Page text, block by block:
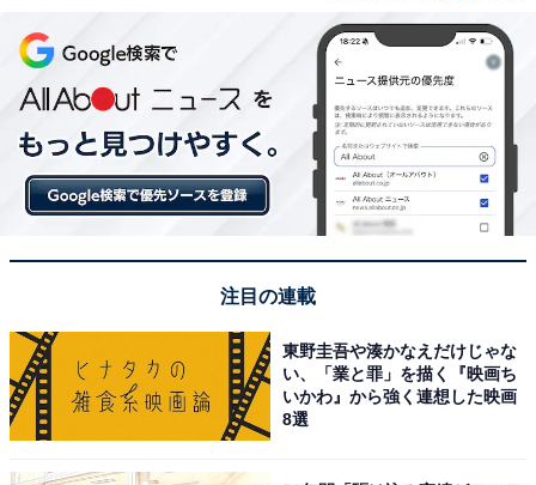
注目の連載
東野圭吾や湊かなえだけじゃな
い、「業と罪」を描く『映画ち
いかわ』から強く連想した映画
8選